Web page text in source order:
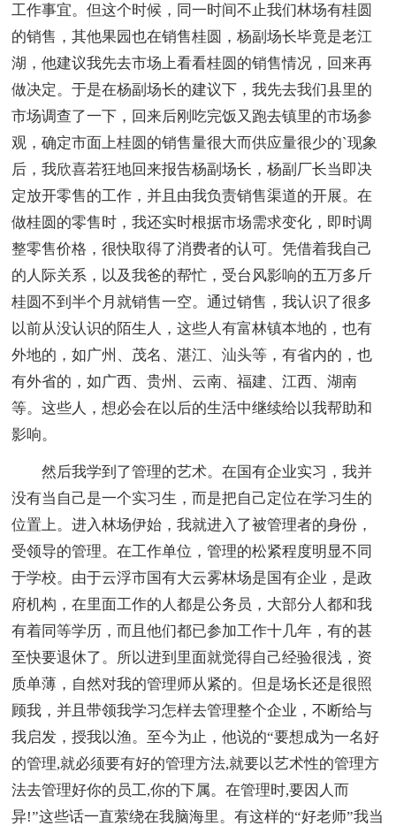
工作事宜。但这个时候，同一时间不止我们林场有桂圆
的销售，其他果园也在销售桂圆，杨副场长毕竟是老江
湖，他建议我先去市场上看看桂圆的销售情况，回来再
做决定。于是在杨副场长的建议下，我先去我们县里的
市场调查了一下，回来后刚吃完饭又跑去镇里的市场参
观，确定市面上桂圆的销售量很大而供应量很少的`现象
后，我欣喜若狂地回来报告杨副场长，杨副厂长当即决
定放开零售的工作，并且由我负责销售渠道的开展。在
做桂圆的零售时，我还实时根据市场需求变化，即时调
整零售价格，很快取得了消费者的认可。凭借着我自己
的人际关系，以及我爸的帮忙，受台风影响的五万多斤
桂圆不到半个月就销售一空。通过销售，我认识了很多
以前从没认识的陌生人，这些人有富林镇本地的，也有
外地的，如广州、茂名、湛江、汕头等，有省内的，也
有外省的，如广西、贵州、云南、福建、江西、湖南
等。这些人，想必会在以后的生活中继续给以我帮助和
影响。
然后我学到了管理的艺术。在国有企业实习，我并
没有当自己是一个实习生，而是把自己定位在学习生的
位置上。进入林场伊始，我就进入了被管理者的身份，
受领导的管理。在工作单位，管理的松紧程度明显不同
于学校。由于云浮市国有大云雾林场是国有企业，是政
府机构，在里面工作的人都是公务员，大部分人都和我
有着同等学历，而且他们都已参加工作十几年，有的甚
至快要退休了。所以进到里面就觉得自己经验很浅，资
质单薄，自然对我的管理师从紧的。但是场长还是很照
顾我，并且带领我学习怎样去管理整个企业，不断给与
我启发，授我以渔。至今为止，他说的“要想成为一名好
的管理,就必须要有好的管理方法,就要以艺术性的管理方
法去管理好你的员工,你的下属。在管理时,要因人而
异!”这些话一直萦绕在我脑海里。有这样的“好老师”我当